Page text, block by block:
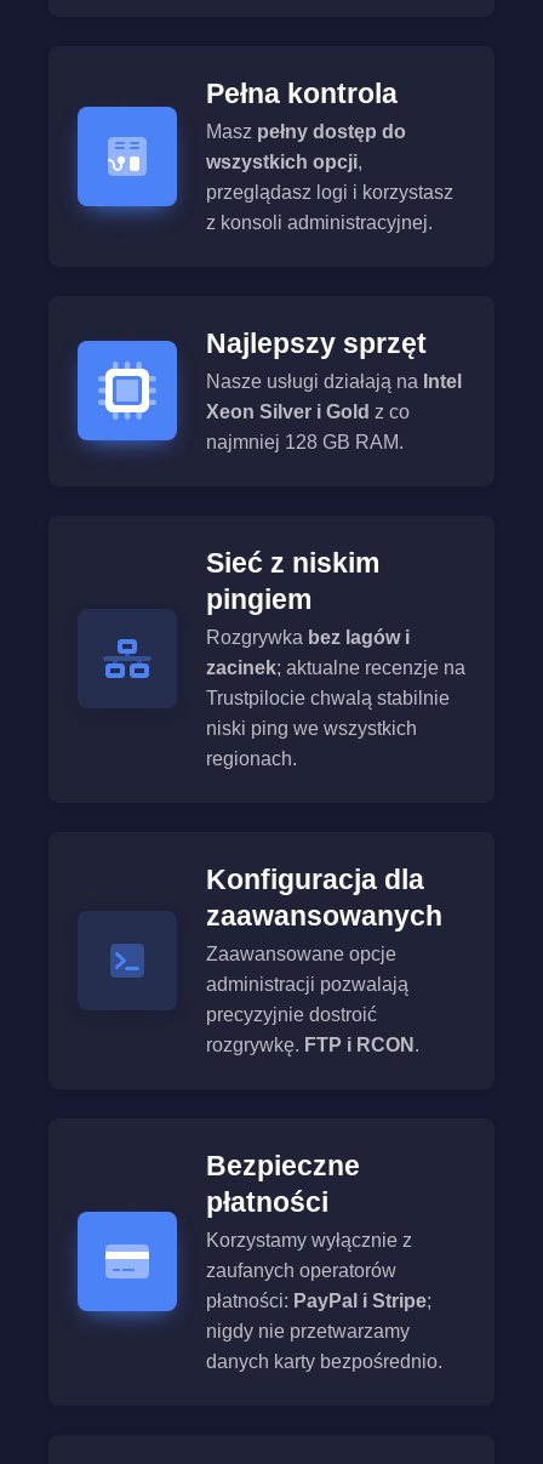
Pełna kontrola
Masz pełny dostęp do
wszystkich opcji,
przeglądasz logi i korzystasz
z konsoli administracyjnej.
Najlepszy sprzęt
Nasze usługi działają na Intel
Xeon Silver i Gold z co
najmniej 128 GB RAM.
Sieć z niskim
pingiem
Rozgrywka bez lagów i
zacinek; aktualne recenzje na
Trustpilocie chwalą stabilnie
niski ping we wszystkich
regionach.
Konfiguracja dla
zaawansowanych
Zaawansowane opcje
administracji pozwalają
precyzyjnie dostroić
rozgrywkę. FTP i RCON .
Bezpieczne
płatności
Korzystamy wyłącznie z
zaufanych operatorów
płatności: PayPal i Stripe;
nigdy nie przetwarzamy
danych karty bezpośrednio.